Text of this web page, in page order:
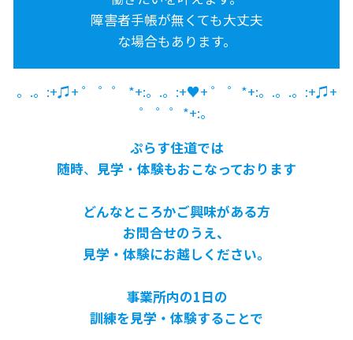
障害者手帳が無くても大丈夫
な場合もあります。
。.。:+♫+ ゜ ゜゜ *+:。.。:+♥+ ゜ ゜*+:。.。.。:+♫+
゜ ゜゜*+:。
ぷらす住道では
随時、 見学 ・ 体験もおこなっております
どんなところかご興味がある方
お問合せのうえ、
見学・体験にお越しください。
事業所内の1日の
訓練を見学・体験することで